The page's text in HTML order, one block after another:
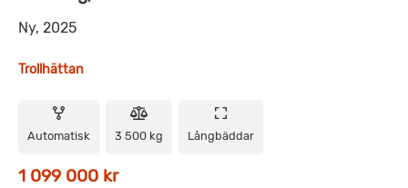
Ny, 2025
Trollhättan
Automatisk 3 500 kg Långbäddar
1 099 000 kr